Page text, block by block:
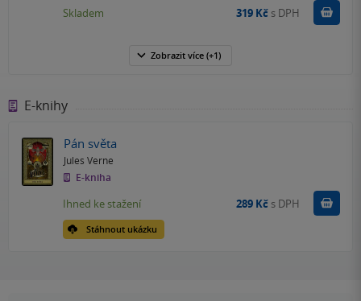
Skladem 319 Kč s DPH
Zobrazit více (+1)
E-knihy
Pán světa
Jules Verne
E-kniha
Stáhnout ukázku
Ihned ke stažení 289 Kč s DPH Koupit